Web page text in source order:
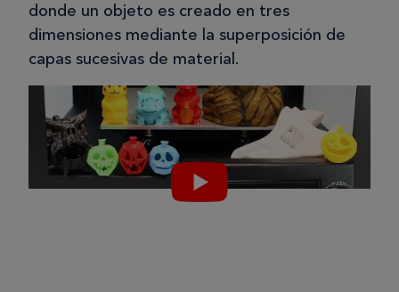
donde un objeto es creado en tres
dimensiones mediante la superposición de
capas sucesivas de material.